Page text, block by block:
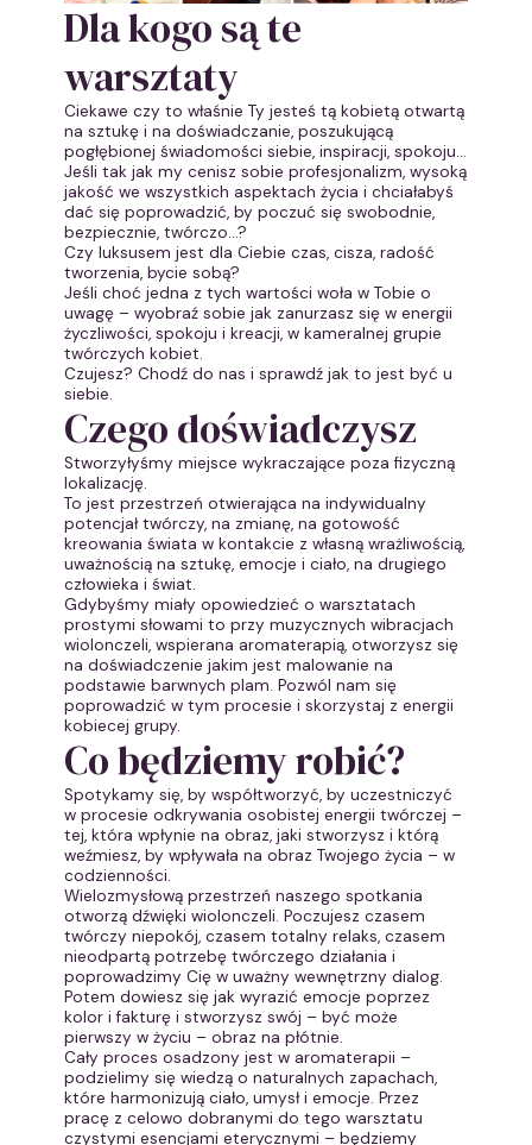
Dla kogo są te
warsztaty
Ciekawe czy to właśnie Ty jesteś tą kobietą otwartą
na sztukę i na doświadczanie, poszukującą
pogłębionej świadomości siebie, inspiracji, spokoju…
Jeśli tak jak my cenisz sobie profesjonalizm, wysoką
jakość we wszystkich aspektach życia i chciałabyś
dać się poprowadzić, by poczuć się swobodnie,
bezpiecznie, twórczo…?
Czy luksusem jest dla Ciebie czas, cisza, radość
tworzenia, bycie sobą?
Jeśli choć jedna z tych wartości woła w Tobie o
uwagę – wyobraź sobie jak zanurzasz się w energii
życzliwości, spokoju i kreacji, w kameralnej grupie
twórczych kobiet.
Czujesz? Chodź do nas i sprawdź jak to jest być u
siebie.
Czego doświadczysz
Stworzyłyśmy miejsce wykraczające poza fizyczną
lokalizację.
To jest przestrzeń otwierająca na indywidualny
potencjał twórczy, na zmianę, na gotowość
kreowania świata w kontakcie z własną wrażliwością,
uważnością na sztukę, emocje i ciało, na drugiego
człowieka i świat.
Gdybyśmy miały opowiedzieć o warsztatach
prostymi słowami to przy muzycznych wibracjach
wiolonczeli, wspierana aromaterapią, otworzysz się
na doświadczenie jakim jest malowanie na
podstawie barwnych plam. Pozwól nam się
poprowadzić w tym procesie i skorzystaj z energii
kobiecej grupy.
Co będziemy robić?
Spotykamy się, by współtworzyć, by uczestniczyć
w procesie odkrywania osobistej energii twórczej –
tej, która wpłynie na obraz, jaki stworzysz i którą
weźmiesz, by wpływała na obraz Twojego życia – w
codzienności.
Wielozmysłową przestrzeń naszego spotkania
otworzą dźwięki wiolonczeli. Poczujesz czasem
twórczy niepokój, czasem totalny relaks, czasem
nieodpartą potrzebę twórczego działania i
poprowadzimy Cię w uważny wewnętrzny dialog.
Potem dowiesz się jak wyrazić emocje poprzez
kolor i fakturę i stworzysz swój – być może
pierwszy w życiu – obraz na płótnie.
Cały proces osadzony jest w aromaterapii –
podzielimy się wiedzą o naturalnych zapachach,
które harmonizują ciało, umysł i emocje. Przez
pracę z celowo dobranymi do tego warsztatu
czystymi esencjami eterycznymi – będziemy